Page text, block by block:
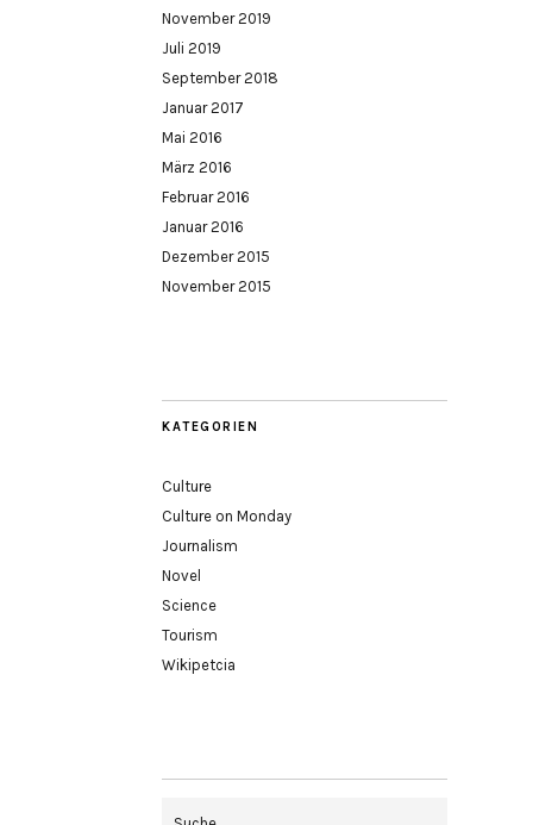
November 2019
Juli 2019
September 2018
Januar 2017
Mai 2016
März 2016
Februar 2016
Januar 2016
Dezember 2015
November 2015
KATEGORIEN
Culture
Culture on Monday
Journalism
Novel
Science
Tourism
Wikipetcia